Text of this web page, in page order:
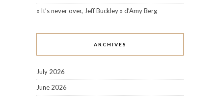
« It’s never over, Jeff Buckley » d’Amy Berg
ARCHIVES
July 2026
June 2026